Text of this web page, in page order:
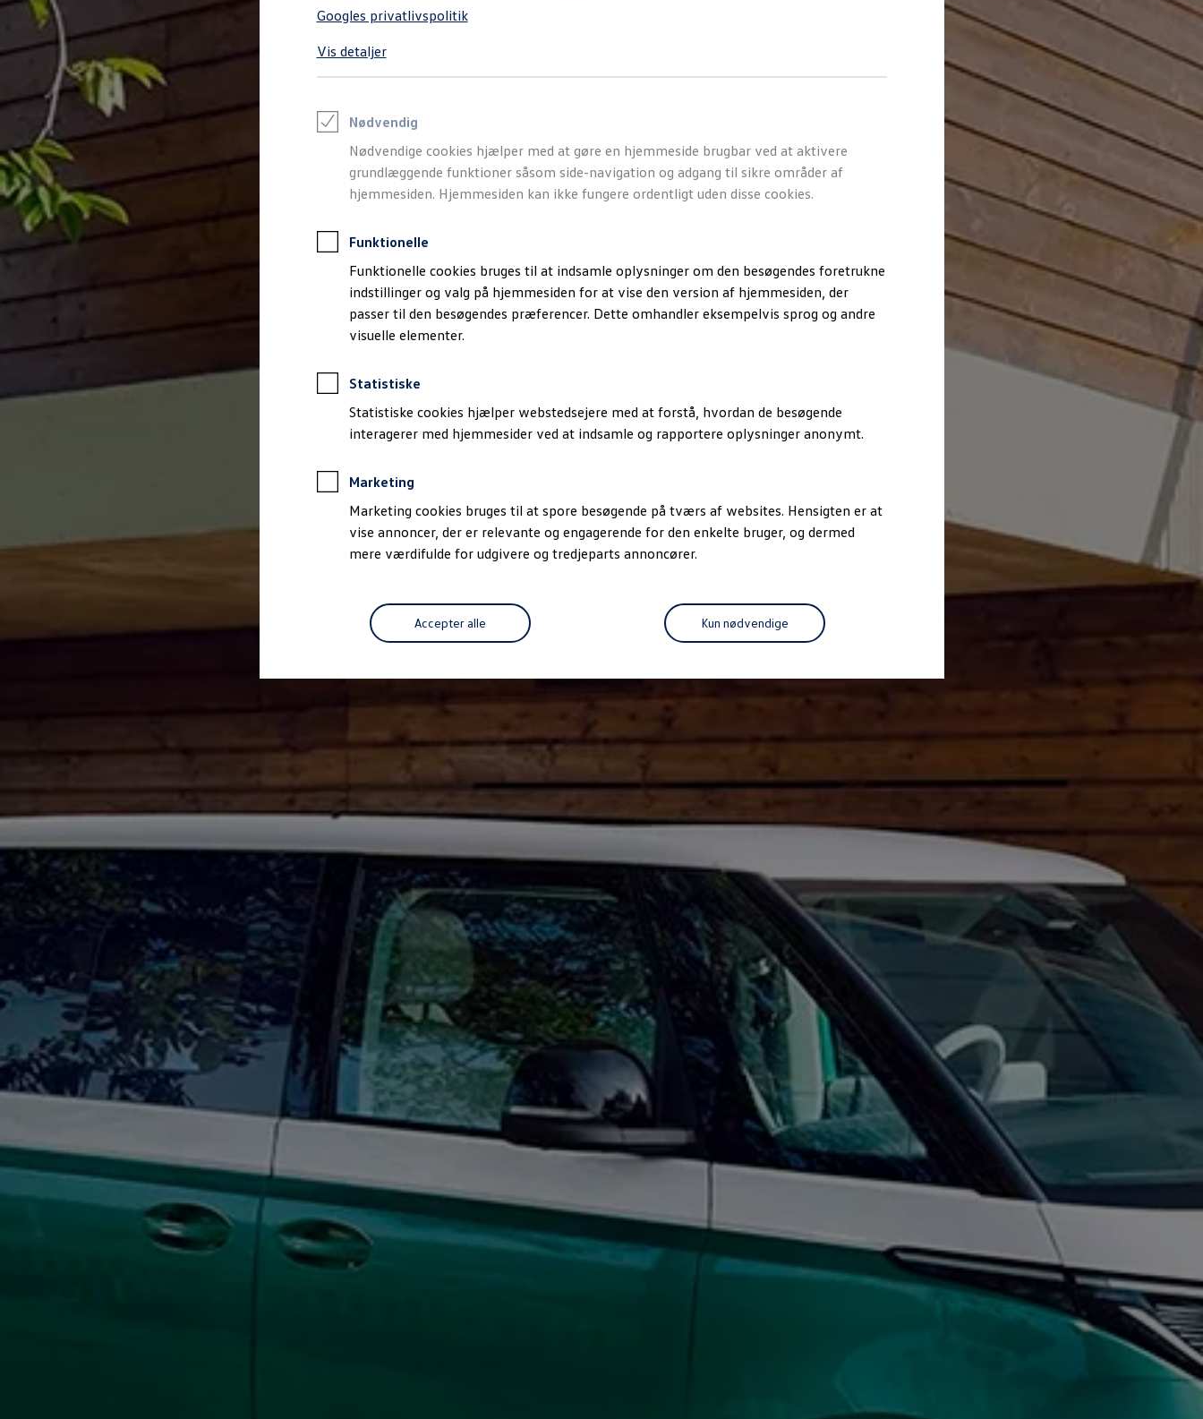
Googles privatlivspolitik
Vis detaljer
Nødvendig
Nødvendige cookies hjælper med at gøre en hjemmeside brugbar ved at aktivere
grundlæggende funktioner såsom side-navigation og adgang til sikre områder af
hjemmesiden. Hjemmesiden kan ikke fungere ordentligt uden disse cookies.
Funktionelle
Funktionelle cookies bruges til at indsamle oplysninger om den besøgendes foretrukne
indstillinger og valg på hjemmesiden for at vise den version af hjemmesiden, der
passer til den besøgendes præferencer. Dette omhandler eksempelvis sprog og andre
visuelle elementer.
Statistiske
Statistiske cookies hjælper webstedsejere med at forstå, hvordan de besøgende
interagerer med hjemmesider ved at indsamle og rapportere oplysninger anonymt.
Marketing
Marketing cookies bruges til at spore besøgende på tværs af websites. Hensigten er at
vise annoncer, der er relevante og engagerende for den enkelte bruger, og dermed
mere værdifulde for udgivere og tredjeparts annoncører.
Accepter alle Kun nødvendige
Elektromobilitet i dagligdagen
ID. Buzz Cargo
Opladning og Rækkevidde
Opladning med Clever
Opladning med Clever - Erhvervsbiler
We Charge
Planlæg din rute
Teknologi og Batteri
Lær din ID. at kende
Varmepumpe
Energieffektivitet
ID.- softwareversioner og opdateringer
Køb og leasing
Lagerbiler til hurtig levering
Nyheder og aktuelle kampagner
Book en prøvetur
Volkswagen Forsikring
Serviceabonnementer
Servicefordele
Volkswagen-apps, login og shop
Forbind mobiltelefonen med bilen
Fleet Interface Data
MinVolkswagen
Digital instruktionsbog
Tilbehør
Tilbehør til din personbil
Tilbehør til din erhvervsbil
Fordele ved at vælge autoriseret værksted til din erhvervsbil
Nyheder
Tilmeld nyhedsbrev
Pressemeddelser
Kalenderbillede
Kontakt Volkswagen
Volkswagen Magazine
Shop
Garanti
VieW
Find forhandler
Hjælp og kontakt